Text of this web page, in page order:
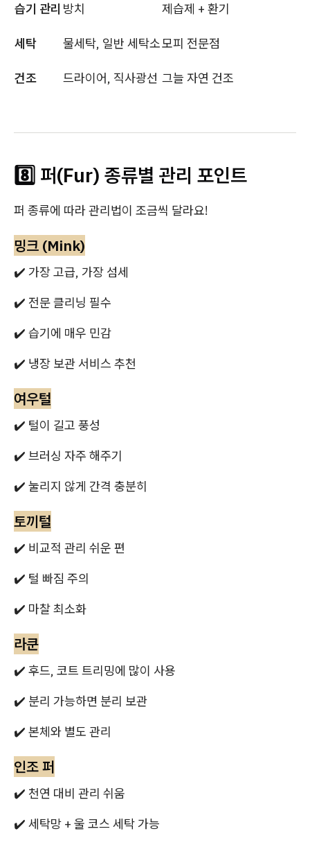
습기 관리 방치 제습제 + 환기
세탁 물세탁, 일반 세탁소모피 전문점
건조 드라이어, 직사광선 그늘 자연 건조
8️⃣ 퍼(Fur) 종류별 관리 포인트
퍼 종류에 따라 관리법이 조금씩 달라요!
밍크 (Mink)
✔️ 가장 고급, 가장 섬세
✔️ 전문 클리닝 필수
✔️ 습기에 매우 민감
✔️ 냉장 보관 서비스 추천
여우털
✔️ 털이 길고 풍성
✔️ 브러싱 자주 해주기
✔️ 눌리지 않게 간격 충분히
토끼털
✔️ 비교적 관리 쉬운 편
✔️ 털 빠짐 주의
✔️ 마찰 최소화
라쿤
✔️ 후드, 코트 트리밍에 많이 사용
✔️ 분리 가능하면 분리 보관
✔️ 본체와 별도 관리
인조 퍼
✔️ 천연 대비 관리 쉬움
✔️ 세탁망 + 울 코스 세탁 가능